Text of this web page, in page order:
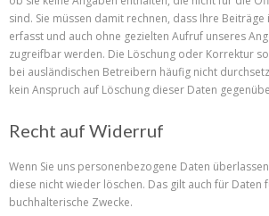
sind. Sie müssen damit rechnen, dass Ihre Beiträge
erfasst und auch ohne gezielten Aufruf unseres
zugreifbar werden. Die Löschung oder Korrektur
bei ausländischen Betreibern häufig nicht
kein Anspruch auf Löschung dieser Daten
Recht auf Widerruf
Wenn Sie uns personenbezogene Daten
diese nicht wieder löschen. Das gilt auch für Daten
buchhalterische Zwecke.